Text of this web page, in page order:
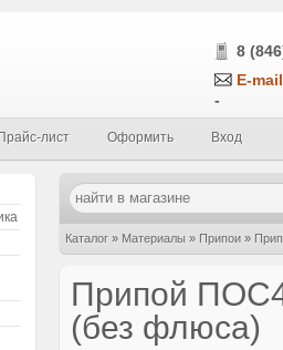
8
E-
-
Прайс-лист Оформить Вход
Каталог » Материалы » Припои »
Припой
(без флюса)